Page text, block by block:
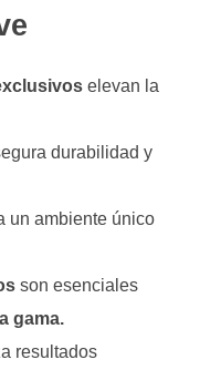
elevan la
durabilidad y
un ambiente único
son esenciales
gama.
resultados